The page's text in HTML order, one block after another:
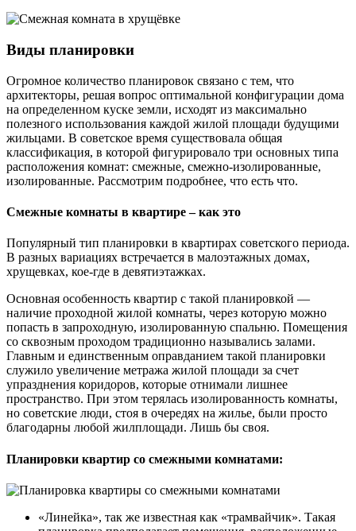
Виды планировки
Огромное количество планировок связано с тем, что
архитекторы, решая вопрос оптимальной конфигурации дома
на определенном куске земли, исходят из максимально
полезного использования каждой жилой площади будущими
жильцами. В советское время существовала общая
классификация, в которой фигурировало три основных типа
расположения комнат: смежные, смежно-изолированные,
изолированные. Рассмотрим подробнее, что есть что.
Смежные комнаты в квартире – как это
Популярный тип планировки в квартирах советского периода.
В разных вариациях встречается в малоэтажных домах,
хрущевках, кое-где в девятиэтажках.
Основная особенность квартир с такой планировкой —
наличие проходной жилой комнаты, через которую можно
попасть в запроходную, изолированную спальню. Помещения
со сквозным проходом традиционно назывались залами.
Главным и единственным оправданием такой планировки
служило увеличение метража жилой площади за счет
упразднения коридоров, которые отнимали лишнее
пространство. При этом терялась изолированность комнаты,
но советские люди, стоя в очередях на жилье, были просто
благодарны любой жилплощади. Лишь бы своя.
Планировки квартир со смежными комнатами:
«Линейка», так же известная как «трамвайчик». Такая